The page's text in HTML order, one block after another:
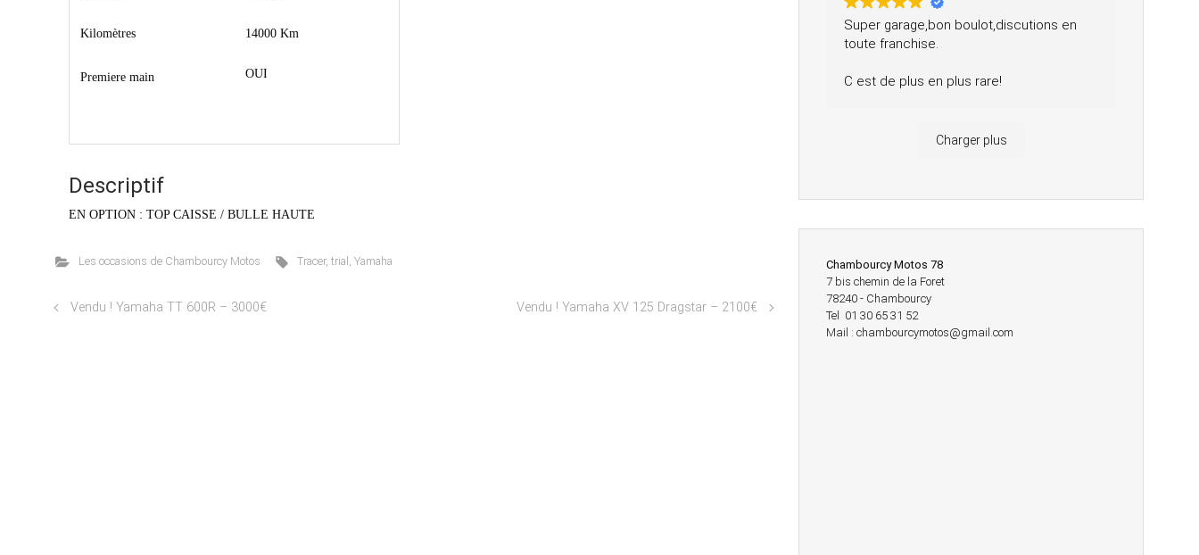
Kilomètres 14000 Km
Premiere main OUI
Descriptif
EN OPTION : TOP CAISSE / BULLE HAUTE
Les occasions de Chambourcy Motos Tracer,trial ,Yamaha
Vendu ! Yamaha TT 600R – 3000€ Vendu ! Yamaha XV 125 Dragstar – 2100€
Super garage,bon boulot,discutions en
toute franchise.
C est de plus en plus rare!
Charger plus
Chambourcy Motos 78
7 bis chemin de la Foret
78240 - Chambourcy
Tel 01 30 65 31 52
Mail : chambourcymotos@gmail.com